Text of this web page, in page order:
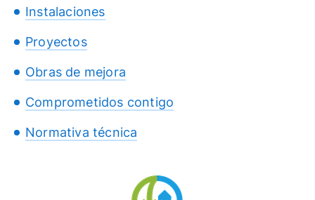
Instalaciones
Proyectos
Obras de mejora
Comprometidos contigo
Normativa técnica